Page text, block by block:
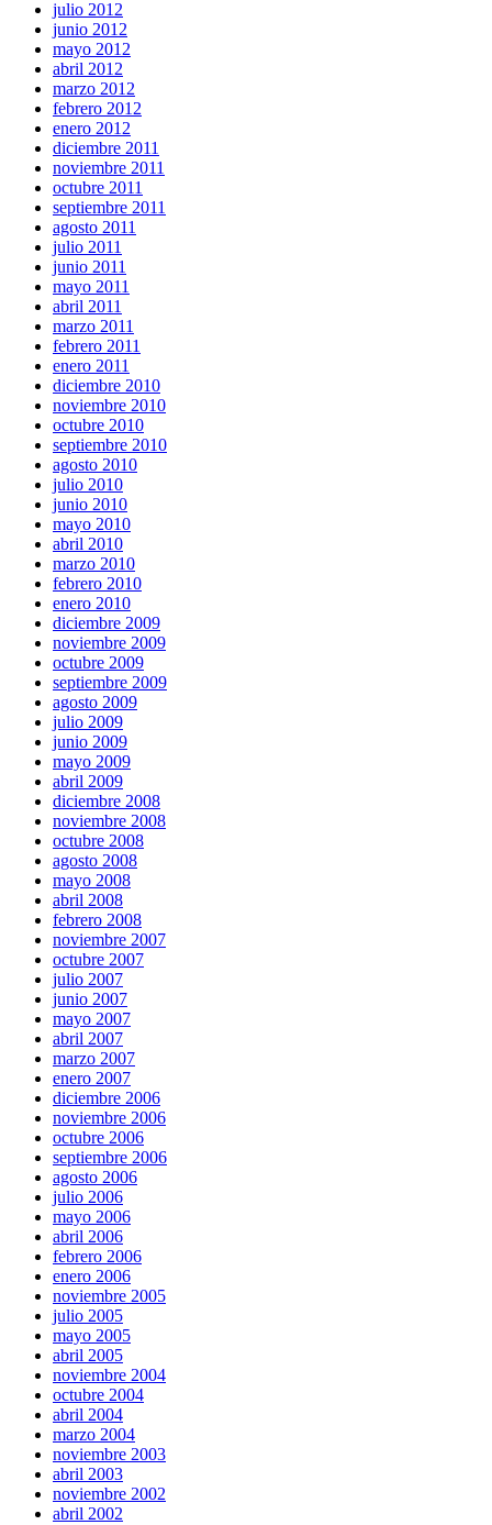
julio 2012
junio 2012
mayo 2012
abril 2012
marzo 2012
febrero 2012
enero 2012
diciembre 2011
noviembre 2011
octubre 2011
septiembre 2011
agosto 2011
julio 2011
junio 2011
mayo 2011
abril 2011
marzo 2011
febrero 2011
enero 2011
diciembre 2010
noviembre 2010
octubre 2010
septiembre 2010
agosto 2010
julio 2010
junio 2010
mayo 2010
abril 2010
marzo 2010
febrero 2010
enero 2010
diciembre 2009
noviembre 2009
octubre 2009
septiembre 2009
agosto 2009
julio 2009
junio 2009
mayo 2009
abril 2009
diciembre 2008
noviembre 2008
octubre 2008
agosto 2008
mayo 2008
abril 2008
febrero 2008
noviembre 2007
octubre 2007
julio 2007
junio 2007
mayo 2007
abril 2007
marzo 2007
enero 2007
diciembre 2006
noviembre 2006
octubre 2006
septiembre 2006
agosto 2006
julio 2006
mayo 2006
abril 2006
febrero 2006
enero 2006
noviembre 2005
julio 2005
mayo 2005
abril 2005
noviembre 2004
octubre 2004
abril 2004
marzo 2004
noviembre 2003
abril 2003
noviembre 2002
abril 2002